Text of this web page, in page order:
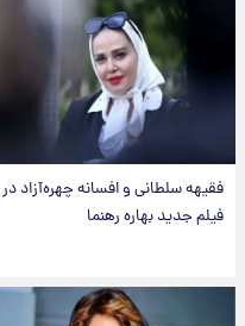
فقیهه سلطانی و افسانه چهره‌آزاد در
فیلم جدید بهاره رهنما